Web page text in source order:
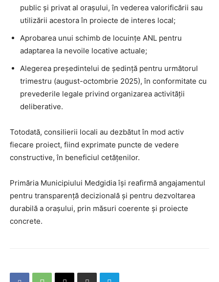
public și privat al orașului, în vederea valorificării sau
utilizării acestora în proiecte de interes local;
Aprobarea unui schimb de locuințe ANL pentru
adaptarea la nevoile locative actuale;
Alegerea președintelui de ședință pentru următorul
trimestru (august-octombrie 2025), în conformitate cu
prevederile legale privind organizarea activității
deliberative.
Totodată, consilierii locali au dezbătut în mod activ
fiecare proiect, fiind exprimate puncte de vedere
constructive, în beneficiul cetățenilor.
Primăria Municipiului Medgidia își reafirmă angajamentul
pentru transparență decizională și pentru dezvoltarea
durabilă a orașului, prin măsuri coerente și proiecte
concrete.